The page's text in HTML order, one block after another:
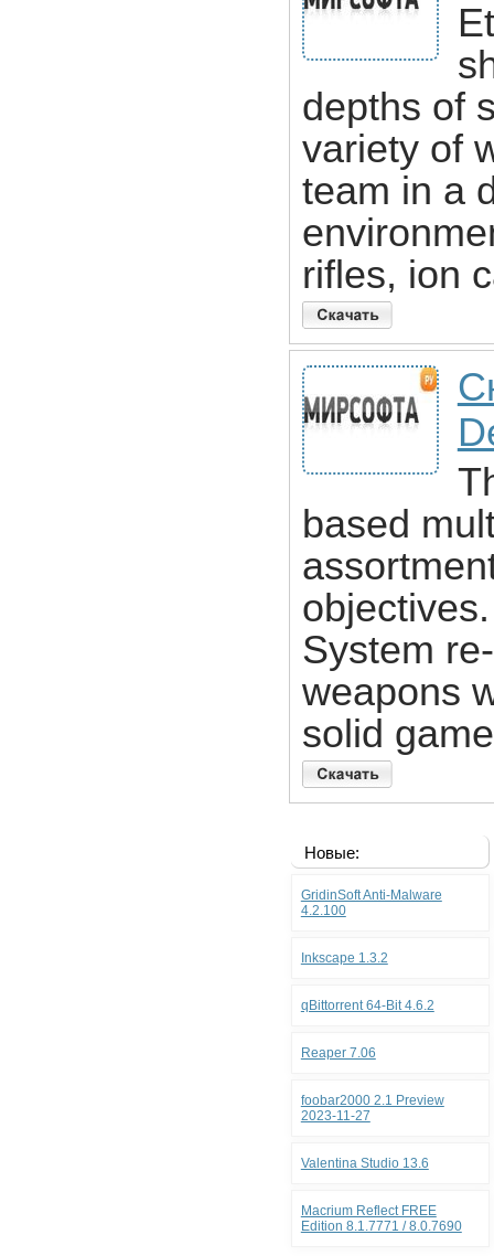
depths of
variety of
team in a
rifles, ion
based
System
weapons
solid
Новые:
GridinSoft Anti-Malware
4.2.100
Inkscape 1.3.2
qBittorrent 64-Bit 4.6.2
Reaper 7.06
foobar2000 2.1 Preview
2023-11-27
Valentina Studio 13.6
Macrium Reflect FREE
Edition 8.1.7771 / 8.0.7690